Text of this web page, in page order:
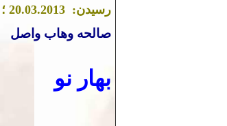
رسیدن: 20.03.2013 ؛ نشر :
صالحه وهاب واصل
بهار نو